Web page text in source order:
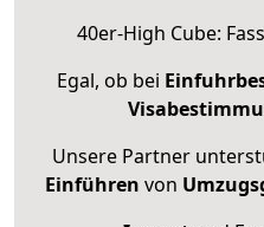
40er-High Cube:
Egal, ob bei
Unsere Partner
Einführen von